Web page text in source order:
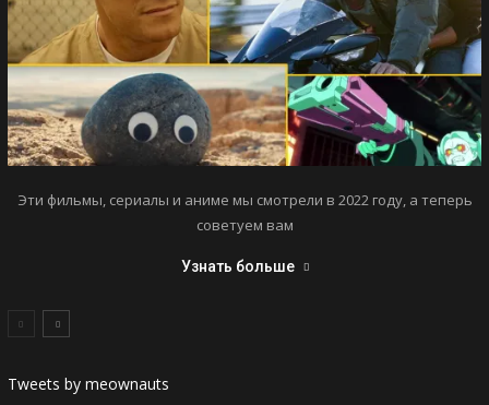
Эти фильмы, сериалы и аниме мы смотрели в 2022 году, а теперь
советуем вам
Узнать больше
Tweets by meownauts